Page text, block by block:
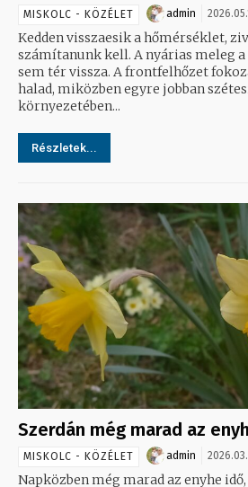
MISKOLC - KÖZÉLET admin
Kedden visszaesik a hőmérséklet,
számítanunk kell. A nyárias meleg
sem tér vissza. A frontfelhőzet fokozatosan kelet felé
halad, miközben egyre jobban
környezetében...
Részletek...
Szerdán még marad az
MISKOLC - KÖZÉLET admin
Napközben még marad az enyhe